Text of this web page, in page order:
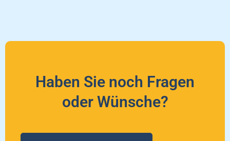
Haben Sie noch Fragen
oder Wünsche?